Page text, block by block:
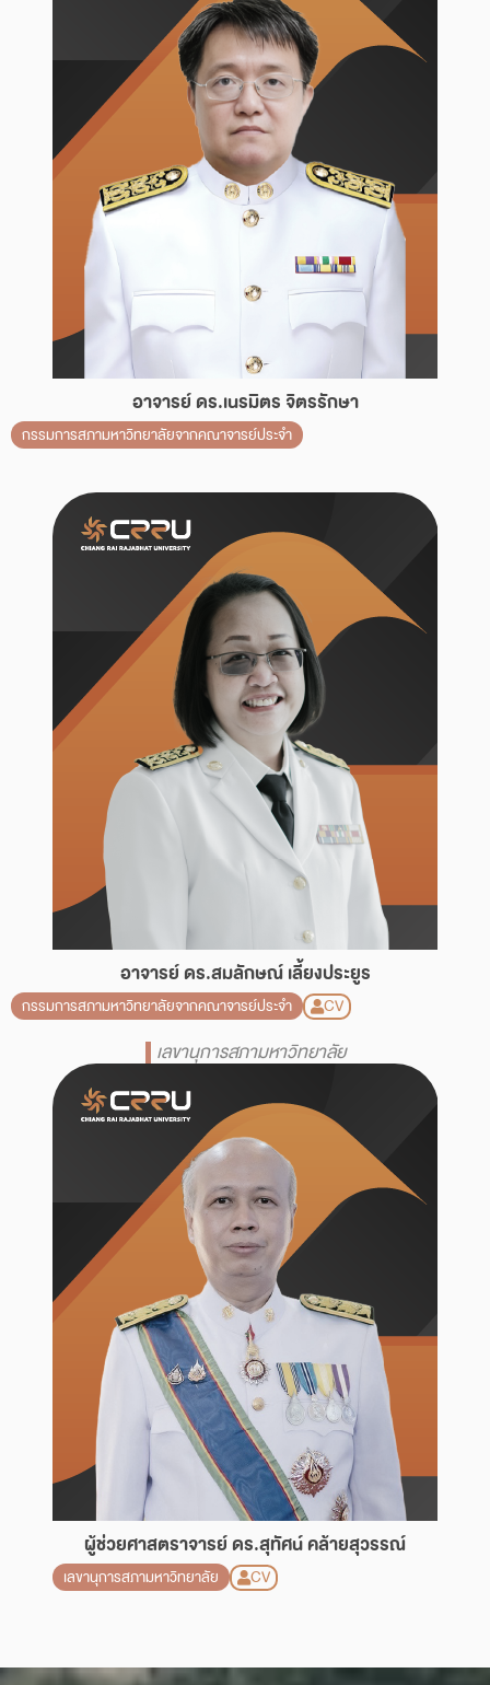
อาจารย์ ดร.เนรมิตร จิตรรักษา
กรรมการสภามหาวิทยาลัยจากคณาจารย์ประจำ
อาจารย์ ดร.สมลักษณ์ เลี้ยงประยูร
กรรมการสภามหาวิทยาลัยจากคณาจารย์ประจำ CV
เลขานุการสภามหาวิทยาลัย
ผู้ช่วยศาสตราจารย์ ดร.สุทัศน์ คล้ายสุวรรณ์
เลขานุการสภามหาวิทยาลัย CV